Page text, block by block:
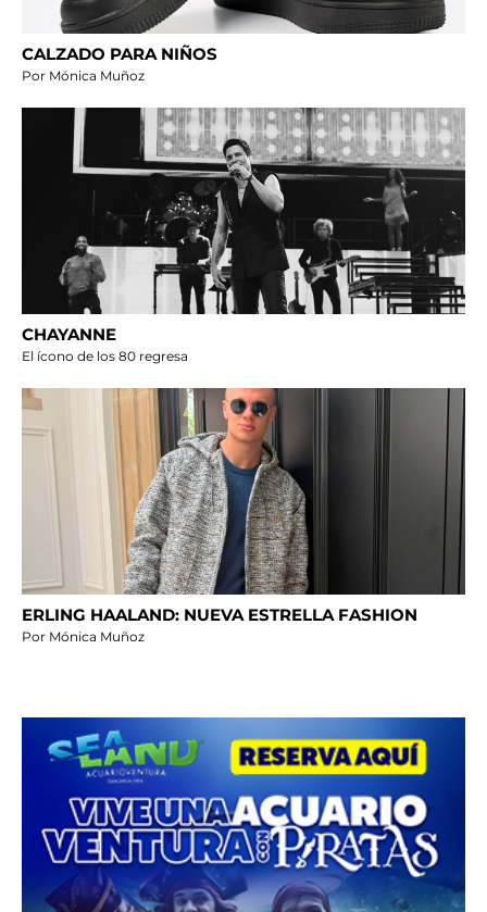
CALZADO PARA NIÑOS
Por Mónica Muñoz
CHAYANNE
El ícono de los 80 regresa
ERLING HAALAND: NUEVA ESTRELLA FASHION
Por Mónica Muñoz